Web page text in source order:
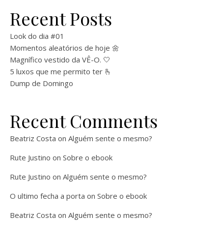
Recent Posts
Look do dia #01
Momentos aleatórios de hoje 🌼
Magnífico vestido da VÊ-O. 🤍
5 luxos que me permito ter 🫰
Dump de Domingo
Recent Comments
Beatriz Costa on Alguém sente o mesmo?
Rute Justino on Sobre o ebook
Rute Justino on Alguém sente o mesmo?
O ultimo fecha a porta on Sobre o ebook
Beatriz Costa on Alguém sente o mesmo?